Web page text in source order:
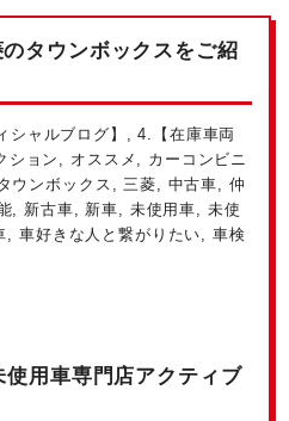
タウンボックスをご紹
シャルブログ】 ,4.【在庫車両
ション , オススメ , カーコンビニ
ウンボックス ,三菱, 中古車, 仲
, 新古車, 新車, 未使用車, 未使
,車好きな人と繋がりたい, 車検
使用車専門店アクティブ